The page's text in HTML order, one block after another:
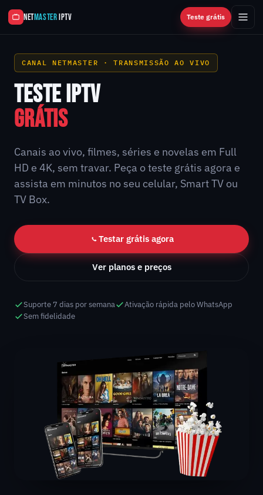
NETMASTERIPTV Teste grátis
CANAL NETMASTER · TRANSMISSÃO AO VIVO
TESTE IPTV
GRÁTIS
Canais ao vivo, filmes, séries e novelas em Full
HD e 4K, sem travar. Peça o teste grátis agora e
assista em minutos no seu celular, Smart TV ou
TV Box.
Testar grátis agora
Ver planos e preços
Suporte 7 dias por semana
Ativação rápida pelo WhatsApp
Sem fidelidade